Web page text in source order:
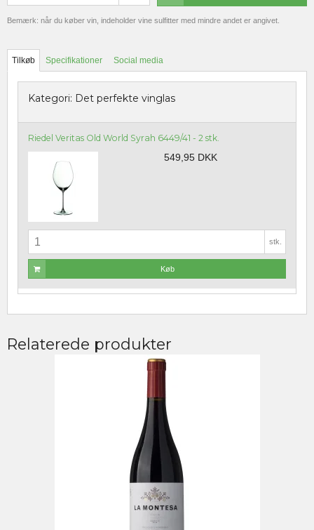
Bemærk: når du køber vin, indeholder vine sulfitter med mindre andet er angivet.
Tilkøb Specifikationer Social media
Kategori: Det perfekte vinglas
Riedel Veritas Old World Syrah 6449/41 - 2 stk.
549,95 DKK
stk.
Køb
Relaterede produkter